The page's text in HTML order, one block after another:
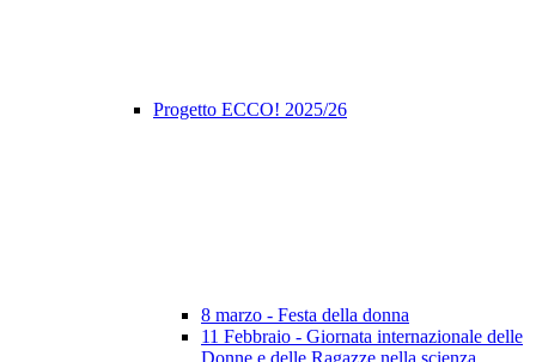
Progetto ECCO! 2025/26
8 marzo - Festa della donna
11 Febbraio - Giornata internazionale delle